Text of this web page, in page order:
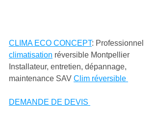
CLIMA ECO CONCEPT: Professionnel
climatisation réversible Montpellier
Installateur, entretien, dépannage,
maintenance SAV Clim réversible
DEMANDE DE DEVIS